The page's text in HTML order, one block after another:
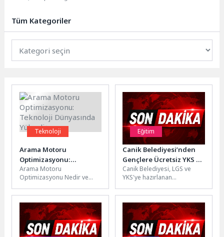
RESILIAGE...
Tüm Kategoriler
Teknoloji
Arama Motoru
Optimizasyonu:
Teknoloji Dünyasında
Yükseliş
Arama Motoru
Optimizasyonu Nedir ve
Motoru Optimizasyonu
(SEO), bir web sitesinin
arama...
Eğitim
Canik Belediyesi’nden
Gençlere Ücretsiz YKS ve
LGS Simülasyonu
Canik Belediyesi, LGS ve
YKS'ye hazırlanan
'Bilişsel Beceri Sınavı' ile
'Süreç İzleme...